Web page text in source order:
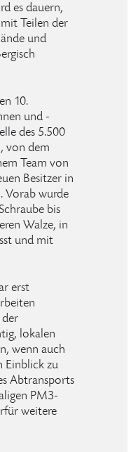
es dauern,
Teilen der
und
10.
und -
des 5.500
von dem
Team von
Besitzer in
Vorab wurde
bis
Walze, in
und mit
erst
der
lokalen
wenn auch
Einblick zu
Abtransports
PM3-
weitere